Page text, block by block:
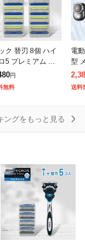
ク 替刃 8個 ハイ
5 プレミアム 敏
替刃8個 シック
刃 5枚刃 Schick
円
無料
電
型
ミニ シェーバー
り
送料
ングをもっと見る